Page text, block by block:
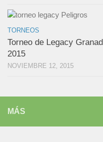
TORNEOS
Torneo de Legacy
2015
NOVIEMBRE 12, 2015
MÁS